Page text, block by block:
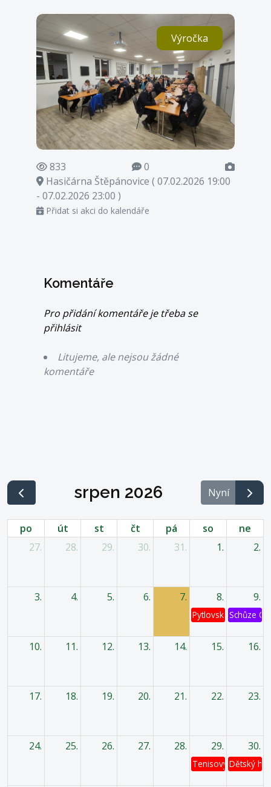
Výročka
833
0
Hasičárna Štěpánovice ( 07.02.2026 19:00
- 07.02.2026 23:00 )
Přidat si akci do kalendáře
Komentáře
Pro přidání komentáře je třeba se
přihlásit
Litujeme, ale nejsou žádné
komentáře
srpen 2026 Nyní
po út st čt pá so
ne
27.
28. 29. 30. 31. 1. 2.
3. 4. 5. 6. 7. 8.
Pytlovská káď
9.
Schůze OV
10. 11. 12. 13. 14. 15. 16.
17. 18. 19. 20. 21. 22. 23.
24. 25. 26. 27. 28. 29.
Tenisový turnaj
30.
Dětský